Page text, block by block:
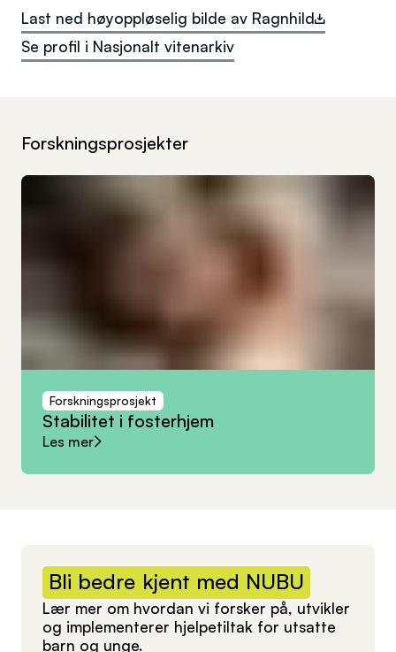
Last ned høyoppløselig bilde av Ragnhild
Se profil i Nasjonalt vitenarkiv
Forskningsprosjekter
Forskningsprosjekt
Stabilitet i fosterhjem
Les mer
Bli bedre kjent med NUBU
Lær mer om hvordan vi forsker på, utvikler
og implementerer hjelpetiltak for utsatte
barn og unge.